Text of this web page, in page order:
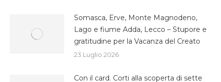
Somasca, Erve, Monte Magnodeno,
Lago e fiume Adda, Lecco – Stupore e
gratitudine per la Vacanza del Creato
23 Luglio 2026
Con il card. Corti alla scoperta di sette